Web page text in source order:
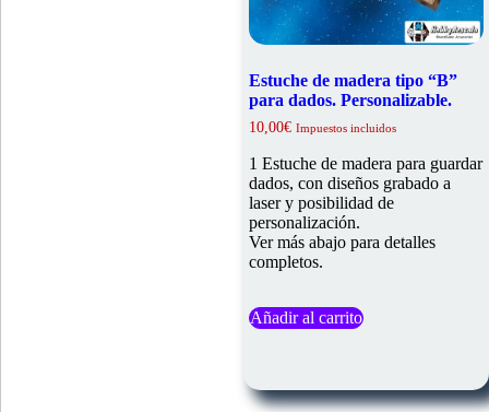
Estuche de madera tipo “B”
para dados. Personalizable.
10,00€ Impuestos incluidos
1 Estuche de madera para guardar
dados, con diseños grabado a
laser y posibilidad de
personalización.
Ver más abajo para detalles
completos.
Añadir al carrito